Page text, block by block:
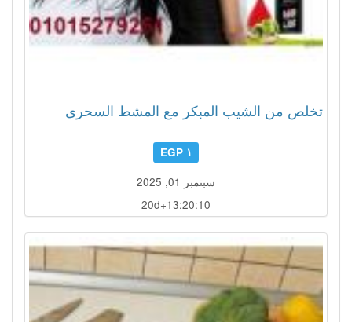
تخلص من الشيب المبكر مع المشط السحرى
١ EGP
سبتمبر 01, 2025
20d+13:20:07